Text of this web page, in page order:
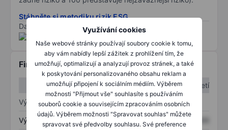
Využívání cookies
Naše webové stránky používají soubory cookie k tomu,
aby vám nabídly lepší zážitek z prohlížení tím, že
umožňují, optimalizují a analyzují provoz stránek, a také
k poskytování personalizovaného obsahu reklam a
umožňují připojení k sociálním médiím. Výběrem
možnosti "Přijmout vše" souhlasíte s používáním
souborů cookie a souvisejícím zpracováním osobních
údajů. Výběrem možnosti "Spravovat souhlas" můžete
spravovat své předvolby souhlasu. Své preference
Stáhněte si metodiku rizik ESG
Data poskytnuta od
Finanční informace
1. čtvrtletí
2. čtvrtletí
Výkaz zisku a ztráty
Výnos XXXXXXX